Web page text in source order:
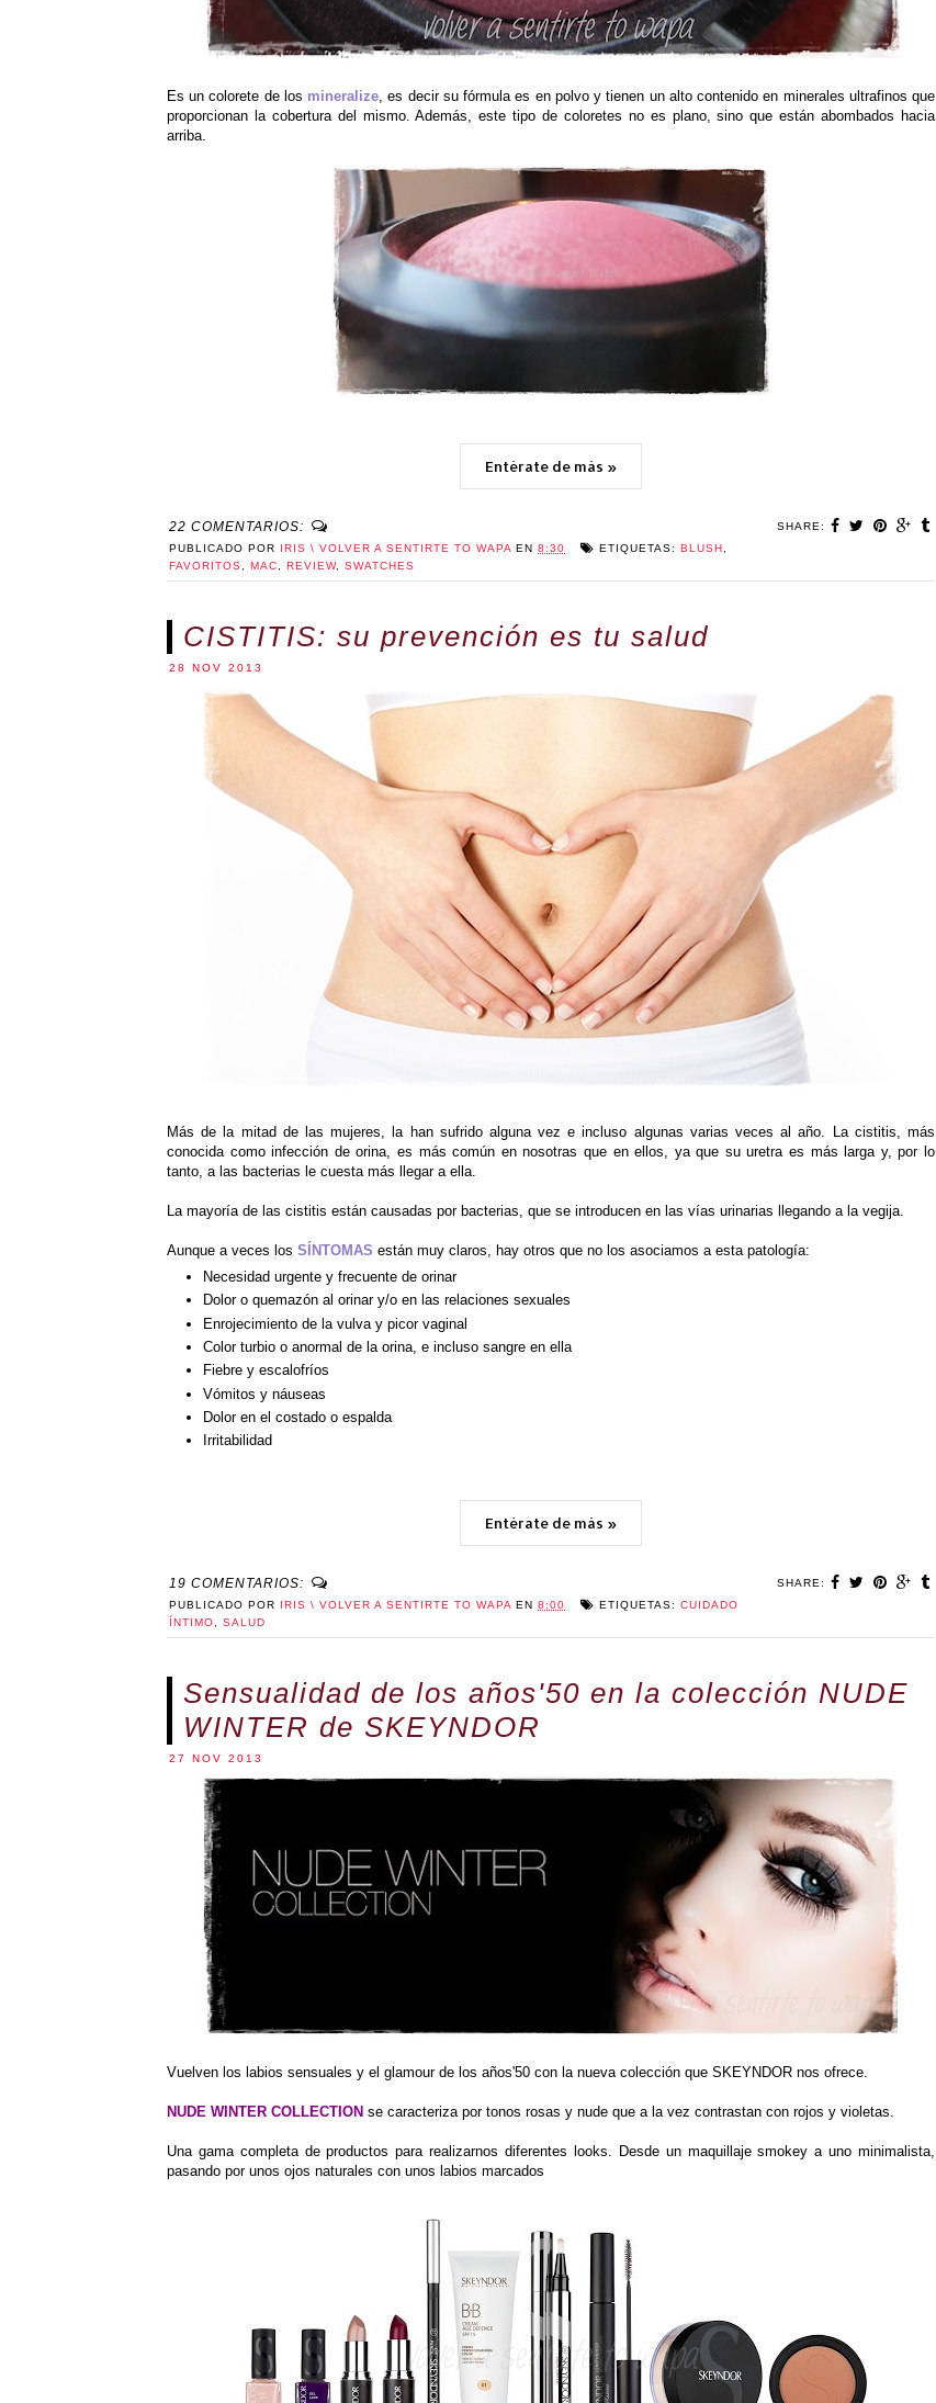
Es un colorete de los mineralize, es decir su fórmula es en polvo y tienen un alto contenido en minerales ultrafinos que
proporcionan la cobertura del mismo. Además, este tipo de coloretes no es plano, sino que están abombados hacia
arriba.
Entérate de más »
SHARE:
22 COMENTARIOS:
PUBLICADO POR IRIS \ VOLVER A SENTIRTE TO WAPA EN 8:30 ETIQUETAS: BLUSH
FAVORITOS
MAC REVIEW, SWATCHES
CISTITIS: su prevención es tu salud
28 NOV 2013
Más de la mitad de las mujeres, la han sufrido alguna vez e incluso algunas varias veces al año. La cistitis, más
conocida como infección de orina, es más común en nosotras que en ellos, ya que su uretra es más larga y, por lo
tanto, a las bacterias le cuesta más llegar a ella.
La mayoría de las cistitis están causadas por bacterias, que se introducen en las vías urinarias llegando a la vegija.
Aunque a veces los SÍNTOMAS están muy claros, hay otros que no los asociamos a esta patología:
Necesidad urgente y frecuente de orinar
Dolor o quemazón al orinar y/o en las relaciones sexuales
Enrojecimiento de la vulva y picor vaginal
Color turbio o anormal de la orina, e incluso sangre en ella
Fiebre y escalofríos
Vómitos y náuseas
Dolor en el costado o espalda
Irritabilidad
Entérate de más »
SHARE:
19 COMENTARIOS:
PUBLICADO POR IRIS \ VOLVER A SENTIRTE TO WAPA EN 8:00 ETIQUETAS: CUIDADO
ÍNTIMO
SALUD
Sensualidad de los años'50 en la colección NUDE
WINTER de SKEYNDOR
27 NOV 2013
Vuelven los labios sensuales y el glamour de los años'50 con la nueva colección que SKEYNDOR nos ofrece.
NUDE WINTER COLLECTION se caracteriza por tonos rosas y nude que a la vez contrastan con rojos y violetas.
Una gama completa de productos para realizarnos diferentes looks. Desde un maquillaje smokey a uno minimalista,
pasando por unos ojos naturales con unos labios marcados